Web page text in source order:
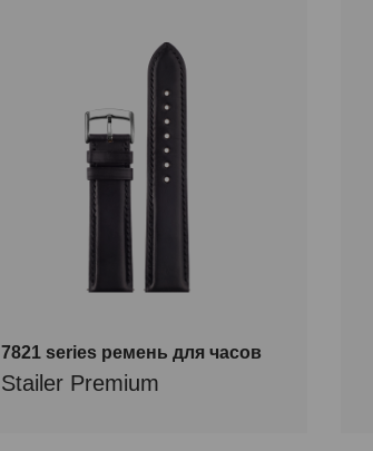
7821 series ремень для часов
Stailer Premium